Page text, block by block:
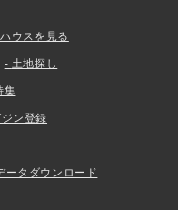
ウスを見る
土地探し
集
ン登録
ータダウンロード